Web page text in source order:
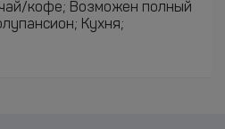
чай/кофе; Возможен полный
Кухня;